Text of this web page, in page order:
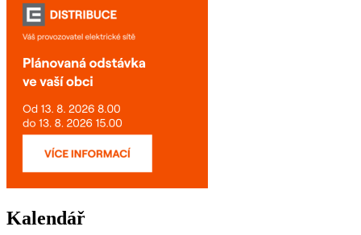
Kalendář